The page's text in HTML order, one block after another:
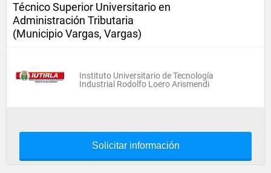
Técnico Superior Universitario en
Administración Tributaria
(Municipio Vargas, Vargas)
Instituto Universitario de Tecnología
Industrial Rodolfo Loero Arismendi
Solicitar información